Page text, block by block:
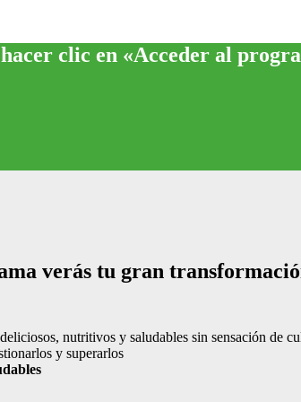
clic en «Acceder al
verás tu gran
nutritivos y saludables sin sensación de
y superarlos